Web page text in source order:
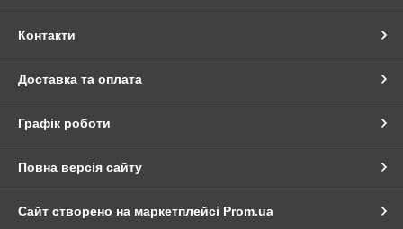
Контакти
Доставка та оплата
Графік роботи
Повна версія сайту
Сайт створено на маркетплейсі Prom.ua